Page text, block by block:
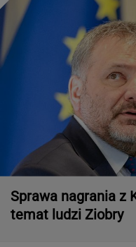
Sprawa nagrania z
temat ludzi Ziobry